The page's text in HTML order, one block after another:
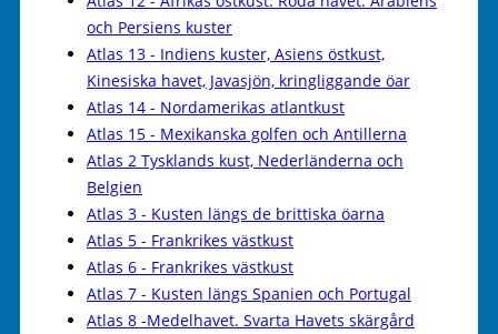
och Persiens kuster
Atlas 13 - Indiens kuster, Asiens östkust,
Kinesiska havet, Javasjön, kringliggande öar
Atlas 14 - Nordamerikas atlantkust
Atlas 15 - Mexikanska golfen och Antillerna
Atlas 2 Tysklands kust, Nederländerna och
Belgien
Atlas 3 - Kusten längs de brittiska öarna
Atlas 5 - Frankrikes västkust
Atlas 6 - Frankrikes västkust
Atlas 7 - Kusten längs Spanien och Portugal
Atlas 8 -Medelhavet. Svarta Havets skärgård